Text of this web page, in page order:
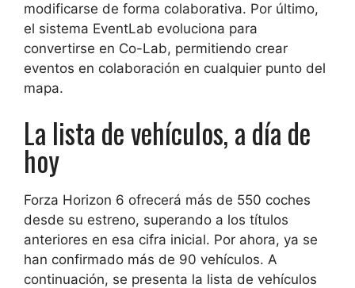
modificarse de forma colaborativa. Por último,
el sistema EventLab evoluciona para
convertirse en Co-Lab, permitiendo crear
eventos en colaboración en cualquier punto del
mapa.
La lista de vehículos, a día de
hoy
Forza Horizon 6 ofrecerá más de 550 coches
desde su estreno, superando a los títulos
anteriores en esa cifra inicial. Por ahora, ya se
han confirmado más de 90 vehículos. A
continuación, se presenta la lista de vehículos